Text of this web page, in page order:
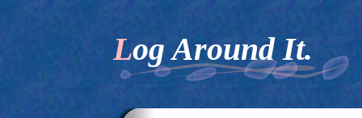
Log Around It.